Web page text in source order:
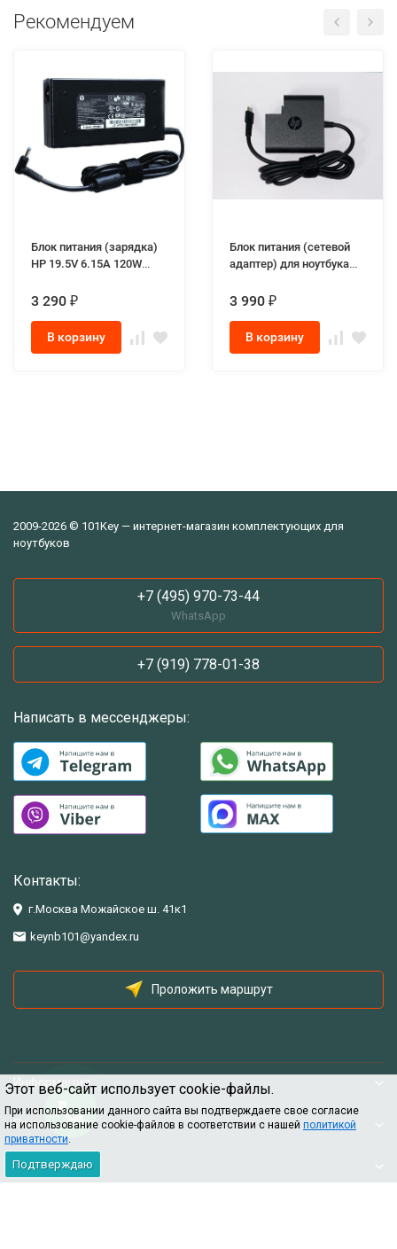
Этот веб-сайт использует cookie-файлы.
При использовании данного сайта вы подтверждаете свое согласие
на использование cookie-файлов в соответствии с нашей политикой
приватности.
Подтверждаю
Рекомендуем
Блок питания (зарядка)
HP 19.5V 6.15A 120W
3 290 ₽
В корзину
Блок питания (сетевой
адаптер) для ноутбука
65W max Type-C Square
3 990 ₽
В корзину
2009-2026 © 101Key — интернет-магазин комплектующих для
ноутбуков
+7 (495) 970-73-44
WhatsApp
+7 (919) 778-01-38
Написать в мессенджеры:
Контакты:
г.Москва Можайское ш. 41к1
keynb101@yandex.ru
Проложить маршрут
Информация
Помощь
Информация